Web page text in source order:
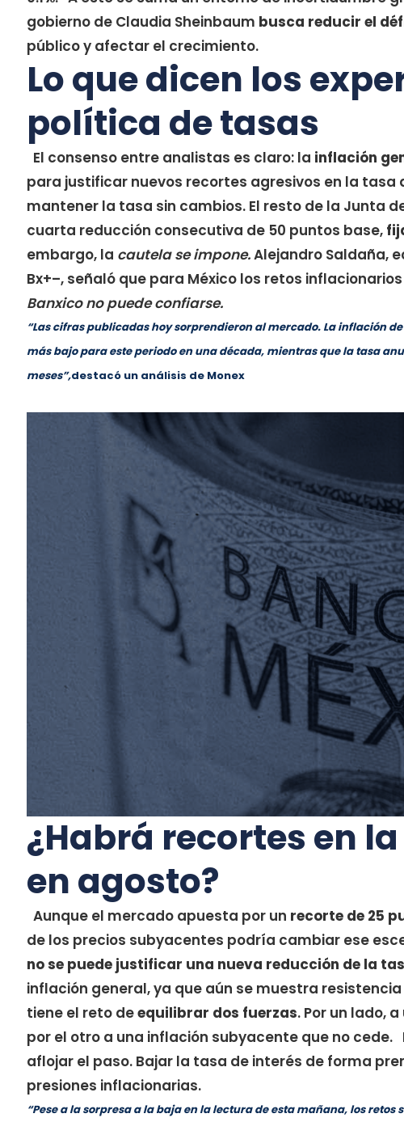
gobierno de Claudia Sheinbaum busca reducir el
público y afectar el crecimiento.
Lo que dicen los
política de tasas
El consenso entre analistas es claro: la inflación
para justificar nuevos recortes agresivos en la tasa
mantener la tasa sin cambios. El resto de la Junta
cuarta reducción consecutiva de 50 puntos base,
embargo, la cautela se impone.Alejandro Saldaña,
Bx+–, señaló que para México los retos
Banxico no puede confiarse.
“Las cifras publicadas hoy sorprendieron al mercado. La inflación
más bajo para este periodo en una década, mientras que la tasa
meses”,destacó un análisis de Monex
¿Habrá recortes en
en agosto?
Aunque el mercado apuesta por un recorte de 25
de los precios subyacentes podría cambiar ese
no se puede justificar una nueva reducción de la
inflación general, ya que aún se muestra
tiene el reto deequilibrar dos fuerzas. Por un lado,
por el otro a una inflación subyacente que no
aflojar el paso. Bajar la tasa de interés de forma
presiones inflacionarias.
“Pese a la sorpresa a la baja en la lectura de esta mañana, los